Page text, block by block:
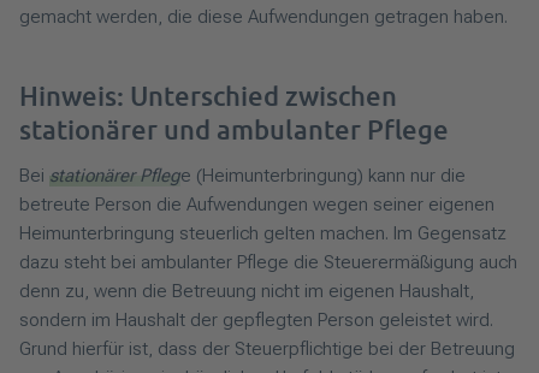
gemacht werden, die diese Aufwendungen getragen haben.
Hinweis: Unterschied zwischen
stationärer und ambulanter Pflege
Bei stationärer Pflege (Heimunterbringung) kann nur die
betreute Person die Aufwendungen wegen seiner eigenen
Heimunterbringung steuerlich gelten machen. Im Gegensatz
dazu steht bei ambulanter Pflege die Steuerermäßigung auch
denn zu, wenn die Betreuung nicht im eigenen Haushalt,
sondern im Haushalt der gepflegten Person geleistet wird.
Grund hierfür ist, dass der Steuerpflichtige bei der Betreuung